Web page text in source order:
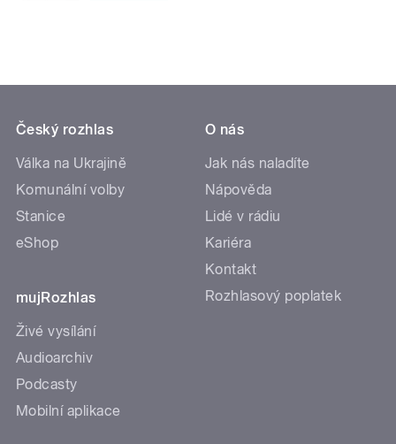
Český rozhlas
Válka na Ukrajině
Komunální volby
Stanice
eShop
mujRozhlas
Živé vysílání
Audioarchiv
Podcasty
Mobilní aplikace
O nás
Jak nás naladíte
Nápověda
Lidé v rádiu
Kariéra
Kontakt
Rozhlasový poplatek